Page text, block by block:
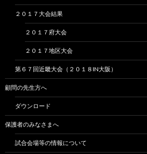
２０１７大会結果
２０１７府大会
２０１７地区大会
第６７回近畿大会（２０１８IN大阪）
顧問の先生方へ
ダウンロード
保護者のみなさまへ
試合会場等の情報について